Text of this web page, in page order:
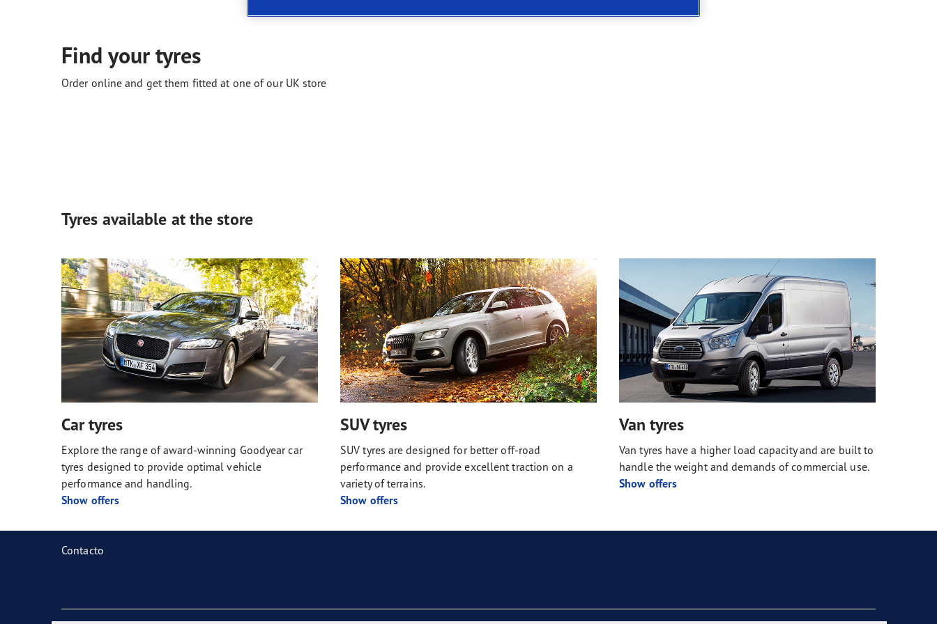
Find your tyres
Order online and get them fitted at one of our UK store
Tyres available at the store
Car tyres
Explore the range of award-winning Goodyear car
tyres designed to provide optimal vehicle
performance and handling.
Show offers
SUV tyres
SUV tyres are designed for better off-road
performance and provide excellent traction on a
variety of terrains.
Show offers
Van tyres
Van tyres have a higher load capacity and are built to
handle the weight and demands of commercial use.
Show offers
Contacto